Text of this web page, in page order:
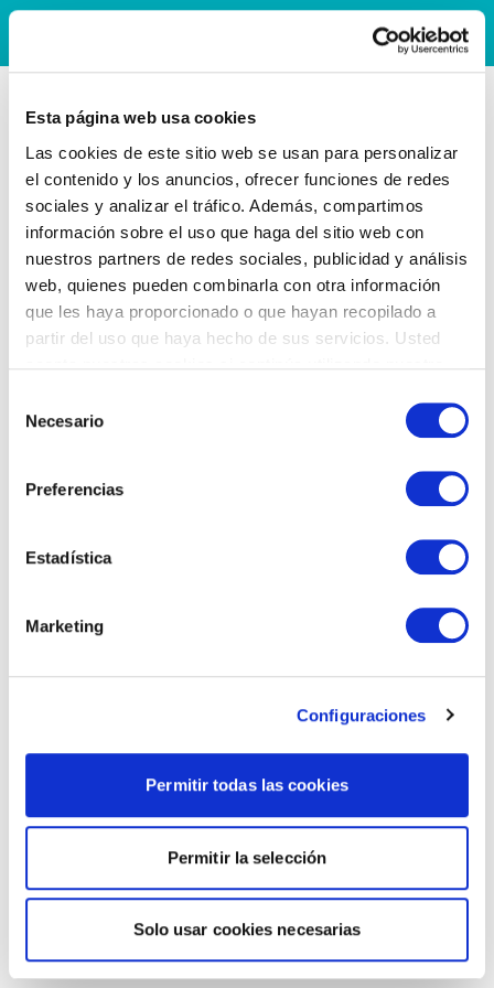
Esta página web usa cookies
Las cookies de este sitio web se usan para personalizar
el contenido y los anuncios, ofrecer funciones de redes
sociales y analizar el tráfico. Además, compartimos
información sobre el uso que haga del sitio web con
nuestros partners de redes sociales, publicidad y análisis
web, quienes pueden combinarla con otra información
que les haya proporcionado o que hayan recopilado a
partir del uso que haya hecho de sus servicios. Usted
Necesario
Preferencias
Estadística
Marketing
Configuraciones
Permitir todas las cookies
Permitir la selección
Solo usar cookies necesarias